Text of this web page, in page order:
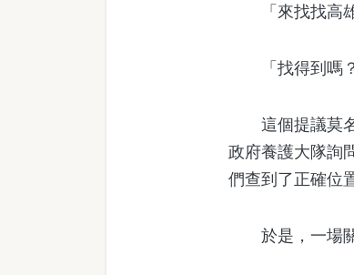
「來找找高雄
「找得到嗎？
這個提議莫名
政府養護大隊詢
們查到了正確位
於是，一場關